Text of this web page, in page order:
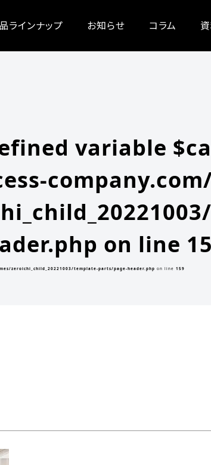
ラインナップ お知らせ コラム
variable
on line
zeroichi_child_20221003/template-parts/page-header.php on line 159